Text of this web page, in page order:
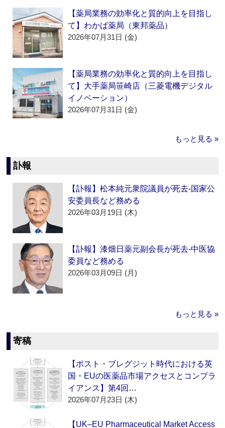
【薬局業務の効率化と質的向上を目指し
て】わかば薬局（東邦薬品）
2026年07月31日 (金)
【薬局業務の効率化と質的向上を目指し
て】大手薬局笹崎店（三菱電機デジタル
イノベーション）
2026年07月31日 (金)
もっと見る »
訃報
【訃報】松本純元衆院議員が死去‐国家公
安委員長など務める
2026年03月19日 (木)
【訃報】漆畑日薬元副会長が死去‐中医協
委員など務める
2026年03月09日 (月)
もっと見る »
寄稿
【ポスト・ブレグジット時代における英
国・EUの医薬品市場アクセスとコンプラ
イアンス】第4回…
2026年07月23日 (木)
【UK–EU Pharmaceutical Market Access